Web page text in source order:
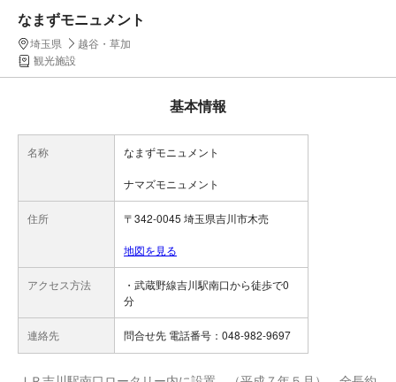
なまずモニュメント
埼玉県
越谷・草加
観光施設
基本情報
名称 なまずモニュメント
ナマズモニュメント
住所 〒342-0045 埼玉県吉川市木売
地図を見る
アクセス方法
・武蔵野線吉川駅南口から徒歩で0
分
連絡先 問合せ先 電話番号：048-982-9697